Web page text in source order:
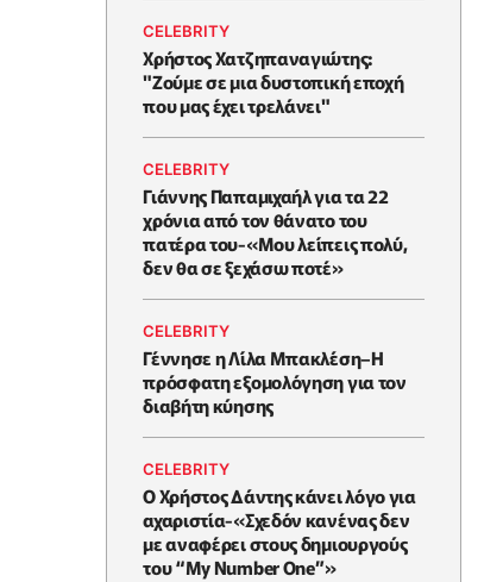
CELEBRITY
Χρήστος Χατζηπαναγιώτης:
"Ζούμε σε μια δυστοπική εποχή
που μας έχει τρελάνει"
CELEBRITY
Γιάννης Παπαμιχαήλ για τα 22
χρόνια από τον θάνατο του
πατέρα του-«Μου λείπεις πολύ,
δεν θα σε ξεχάσω ποτέ»
CELEBRITY
Γέννησε η Λίλα Μπακλέση–Η
πρόσφατη εξομολόγηση για τον
διαβήτη κύησης
CELEBRITY
Ο Χρήστος Δάντης κάνει λόγο για
αχαριστία-«Σχεδόν κανένας δεν
με αναφέρει στους δημιουργούς
του “My Number One”»